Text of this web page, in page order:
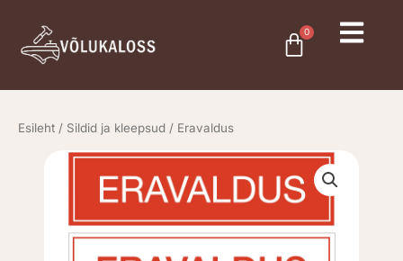
content
0
Cart
Esileht / Sildid ja kleepsud / Eravaldus